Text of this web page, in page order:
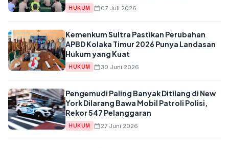
HUKUM 07 Juli 2026
Kemenkum Sultra Pastikan Perubahan
APBD Kolaka Timur 2026 Punya Landasan
Hukum yang Kuat
HUKUM 30 Juni 2026
Pengemudi Paling Banyak Ditilang di New
York Dilarang Bawa Mobil Patroli Polisi,
Rekor 547 Pelanggaran
HUKUM 27 Juni 2026